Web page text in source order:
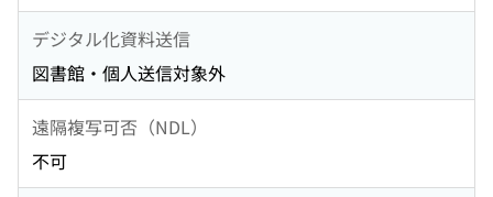
デジタル化資料送信
図書館・個人送信対象外
遠隔複写可否（NDL）
不可